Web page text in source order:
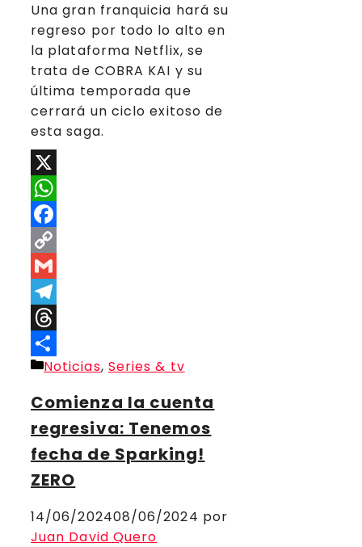
Una gran franquicia hará su
regreso por todo lo alto en
la plataforma Netflix, se
trata de COBRA KAI y su
última temporada que
cerrará un ciclo exitoso de
esta saga.
X
WhatsApp
Facebook
Copy
Link
Gmail
Telegram
Threads
Compartir
Categorías
Noticias, Series & tv
Comienza la cuenta
regresiva: Tenemos
fecha de Sparking!
ZERO
14/06/202408/06/2024 por
Juan David Quero